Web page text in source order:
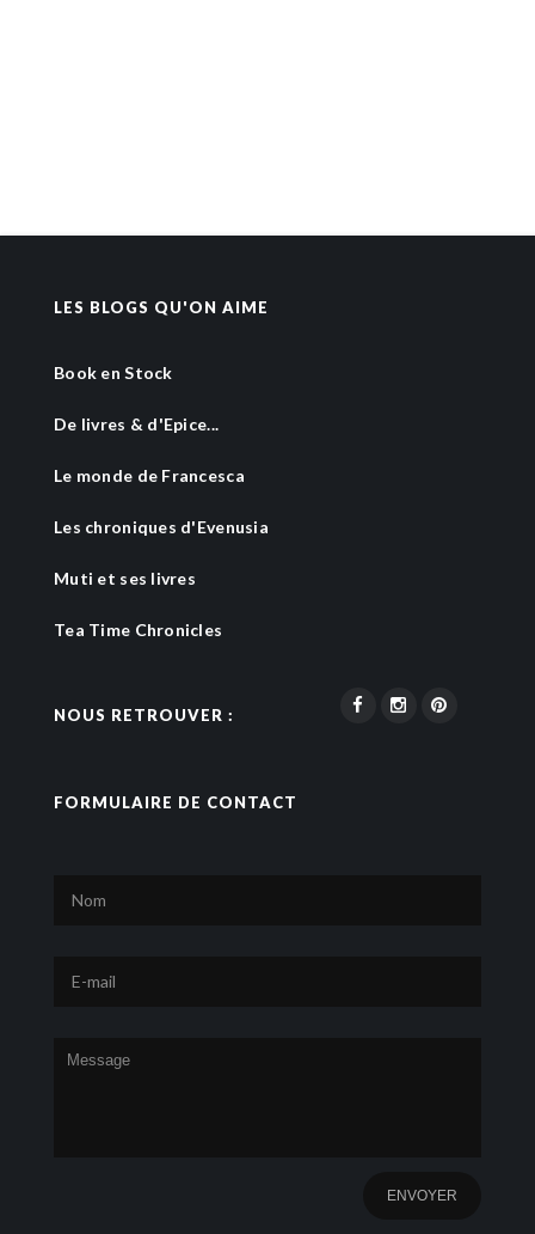
LES BLOGS QU'ON AIME
Book en Stock
De livres & d'Epice...
Le monde de Francesca
Les chroniques d'Evenusia
Muti et ses livres
Tea Time Chronicles
NOUS RETROUVER :
FORMULAIRE DE CONTACT